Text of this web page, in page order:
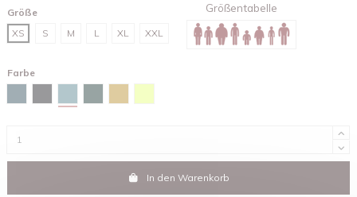
Größe
XS
S M L XL XXL
Größentabelle
Farbe
In den Warenkorb